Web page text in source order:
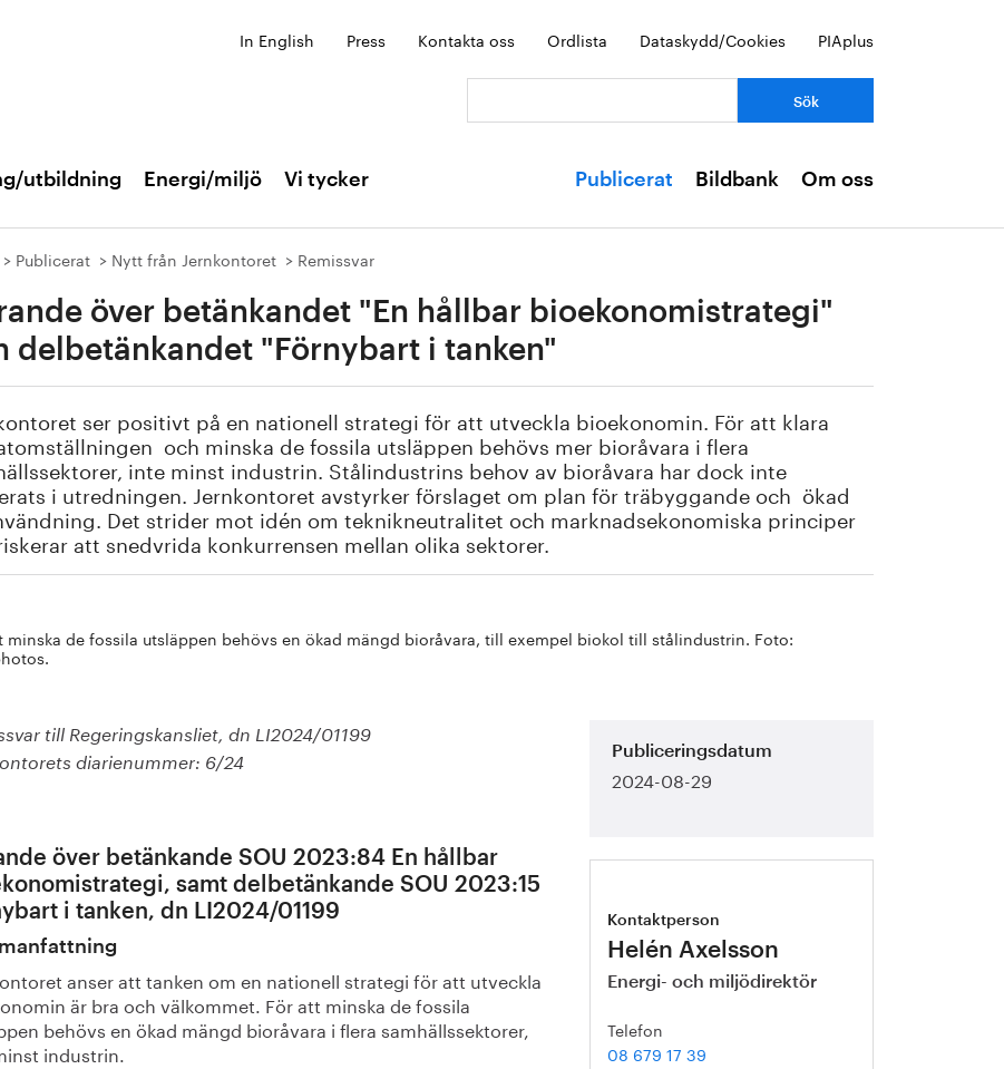
In English Press Kontakta oss Ordlista Dataskydd/Cookies PIAplus
utbildning Energi/miljö Vi tycker Publicerat Bildbank Om oss
Publicerat Nytt från Jernkontoret Remissvar
över betänkandet "En hållbar bioekonomistrategi"
delbetänkandet "Förnybart i tanken"
ser positivt på en nationell strategi för att utveckla bioekonomin. För att klara
och minska de fossila utsläppen behövs mer bioråvara i flera
inte minst industrin. Stålindustrins behov av bioråvara har dock inte
i utredningen. Jernkontoret avstyrker förslaget om plan för träbyggande och ökad
Det strider mot idén om teknikneutralitet och marknadsekonomiska principer
att snedvrida konkurrensen mellan olika sektorer.
minska de fossila utsläppen behövs en ökad mängd bioråvara, till exempel biokol till stålindustrin. Foto:
till Regeringskansliet, dn LI2024/01199
diarienummer: 6/24
över betänkande SOU 2023:84 En hållbar
samt delbetänkande SOU 2023:15
i tanken, dn LI2024/01199
anser att tanken om en nationell strategi för att utveckla
är bra och välkommet. För att minska de fossila
behövs en ökad mängd bioråvara i flera samhällssektorer,
industrin.
Publiceringsdatum
2024-08-29
Kontaktperson
Helén Axelsson
Energi- och miljödirektör
Telefon
08 679 17 39